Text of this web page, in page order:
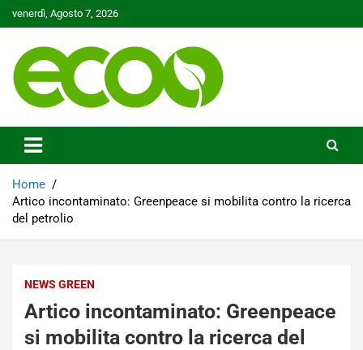
to
venerdì, Agosto 7, 2026
Ecoo.it
Home
Artico incontaminato: Greenpeace si mobilita contro la ricerca
del petrolio
NEWS GREEN
Artico incontaminato: Greenpeace
si mobilita contro la ricerca del